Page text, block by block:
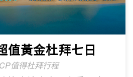
值黃金杜拜七日
值得杜拜行程